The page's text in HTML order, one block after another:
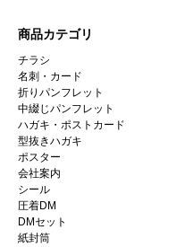
商品カテゴリ
チラシ
名刺・カード
折りパンフレット
中綴じパンフレット
ハガキ・ポストカード
型抜きハガキ
ポスター
会社案内
シール
圧着DM
DMセット
紙封筒